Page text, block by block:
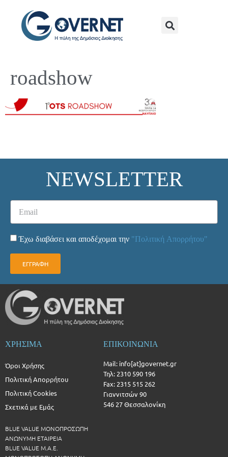
roadshow
NEWSLETTER
Έχω διαβάσει και αποδέχομαι την "Πολιτική Απορρήτου"
ΕΓΓΡΑΦΗ
ΧΡΗΣΙΜΑ
Όροι Χρήσης
Πολιτική Απορρήτου
Πολιτική Cookies
Σχετικά με Εμάς
BLUE VALUE ΜΟΝΟΠΡΟΣΩΠΗ
ΑΝΩΝΥΜΗ ΕΤΑΙΡΕΙΑ
BLUE VALUE Μ.Α.Ε.
ΕΠΙΚΟΙΝΩΝΙΑ
Mail: info[at]governet.gr
Τηλ: 2310 590 196
Fax: 2315 515 262
Γιαννιτσών 90
546 27 Θεσσαλονίκη